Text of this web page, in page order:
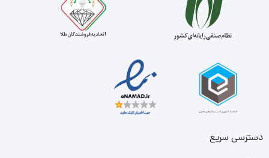
دسترسی سریع